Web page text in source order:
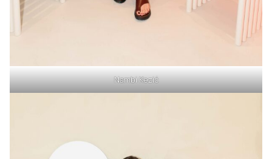
Nambi Kezić